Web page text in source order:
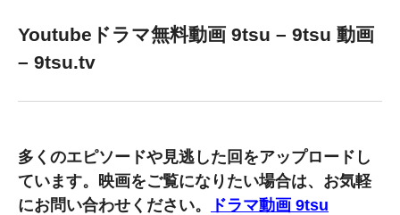
Youtubeドラマ無料動画 9tsu – 9tsu 動画
– 9tsu.tv
多くのエピソードや見逃した回をアップロードし
ています。映画をご覧になりたい場合は、お気軽
にお問い合わせください。
ドラマ動画 9tsu